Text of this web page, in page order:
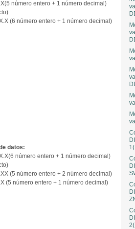
número entero + 1 número decimal)
(6 número entero + 1 número decimal)
datos:
número entero + 1 número decimal)
(5 número entero + 2 número decimal)
(5 número entero + 1 número decimal)